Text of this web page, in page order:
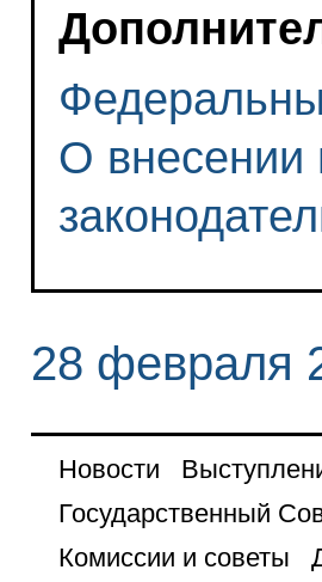
О внесении
28 февраля
Новости
Государственный
Комиссии и советы